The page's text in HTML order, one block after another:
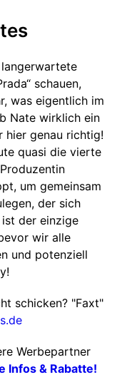
schauen,
was eigentlich im
Nate wirklich ein
hier genau richtig!
quasi die vierte
um gemeinsam
der sich
der einzige
wir alle
und potenziell
schicken? "Faxt"
Werbepartner
Infos & Rabatte!